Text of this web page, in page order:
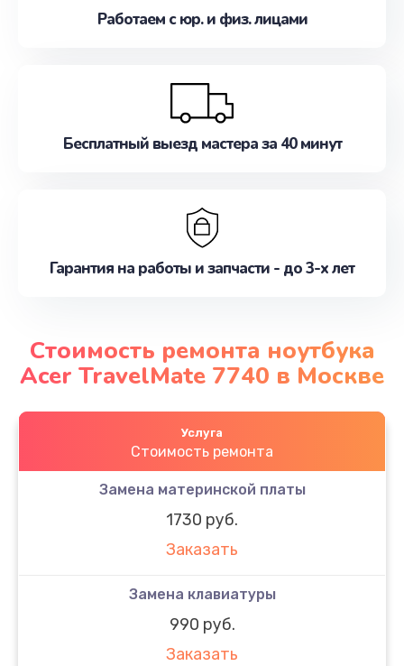
Работаем с юр. и физ. лицами
Бесплатный выезд мастера за 40 минут
Гарантия на работы и запчасти - до 3-х лет
Стоимость ремонта ноутбука
Acer TravelMate 7740 в Москве
Услуга
Стоимость ремонта
Замена материнской платы
1730 руб.
Заказать
Замена клавиатуры
990 руб.
Заказать